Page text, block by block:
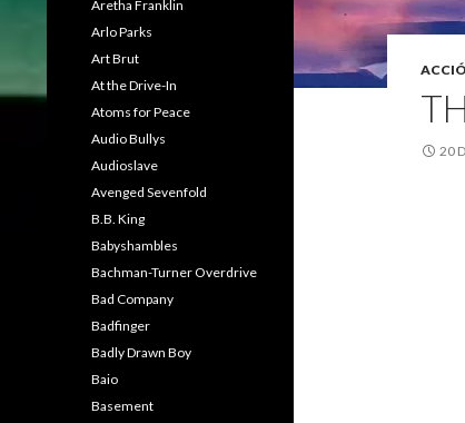
20
Aretha Franklin
Arlo Parks
Art Brut
At the Drive-In
Atoms for Peace
Audio Bullys
Audioslave
Avenged Sevenfold
B.B. King
Babyshambles
Bachman-Turner Overdrive
Bad Company
Badfinger
Badly Drawn Boy
Baio
Basement